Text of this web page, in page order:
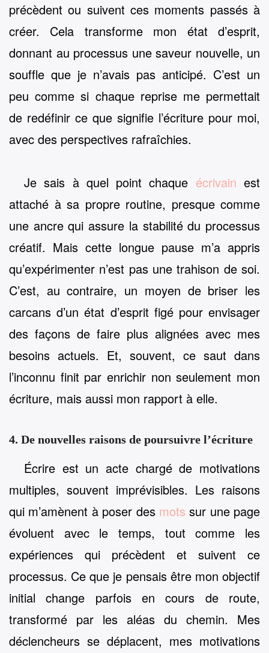
précèdent ou suivent ces moments passés à
créer. Cela transforme mon état d’esprit,
donnant au processus une saveur nouvelle, un
souffle que je n’avais pas anticipé. C’est un
peu comme si chaque reprise me permettait
de redéfinir ce que signifie l’écriture pour moi,
avec des perspectives rafraîchies.
Je sais à quel point chaque écrivain est
attaché à sa propre routine, presque comme
une ancre qui assure la stabilité du processus
créatif. Mais cette longue pause m’a appris
qu’expérimenter n’est pas une trahison de soi.
C’est, au contraire, un moyen de briser les
carcans d’un état d’esprit figé pour envisager
des façons de faire plus alignées avec mes
besoins actuels. Et, souvent, ce saut dans
l’inconnu finit par enrichir non seulement mon
écriture, mais aussi mon rapport à elle.
4. De nouvelles raisons de poursuivre l’écriture
Écrire est un acte chargé de motivations
multiples, souvent imprévisibles. Les raisons
qui m’amènent à poser des mots sur une page
évoluent avec le temps, tout comme les
expériences qui précèdent et suivent ce
processus. Ce que je pensais être mon objectif
initial change parfois en cours de route,
transformé par les aléas du chemin. Mes
déclencheurs se déplacent, mes motivations